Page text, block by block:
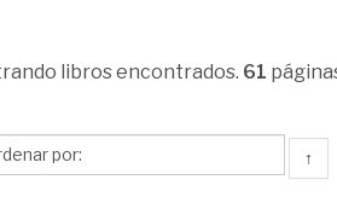
libros encontrados. 61
↑